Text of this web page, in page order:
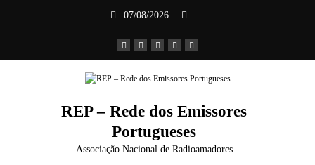
07/08/2026
REP – Rede dos Emissores
Portugueses
Associação Nacional de Radioamadores